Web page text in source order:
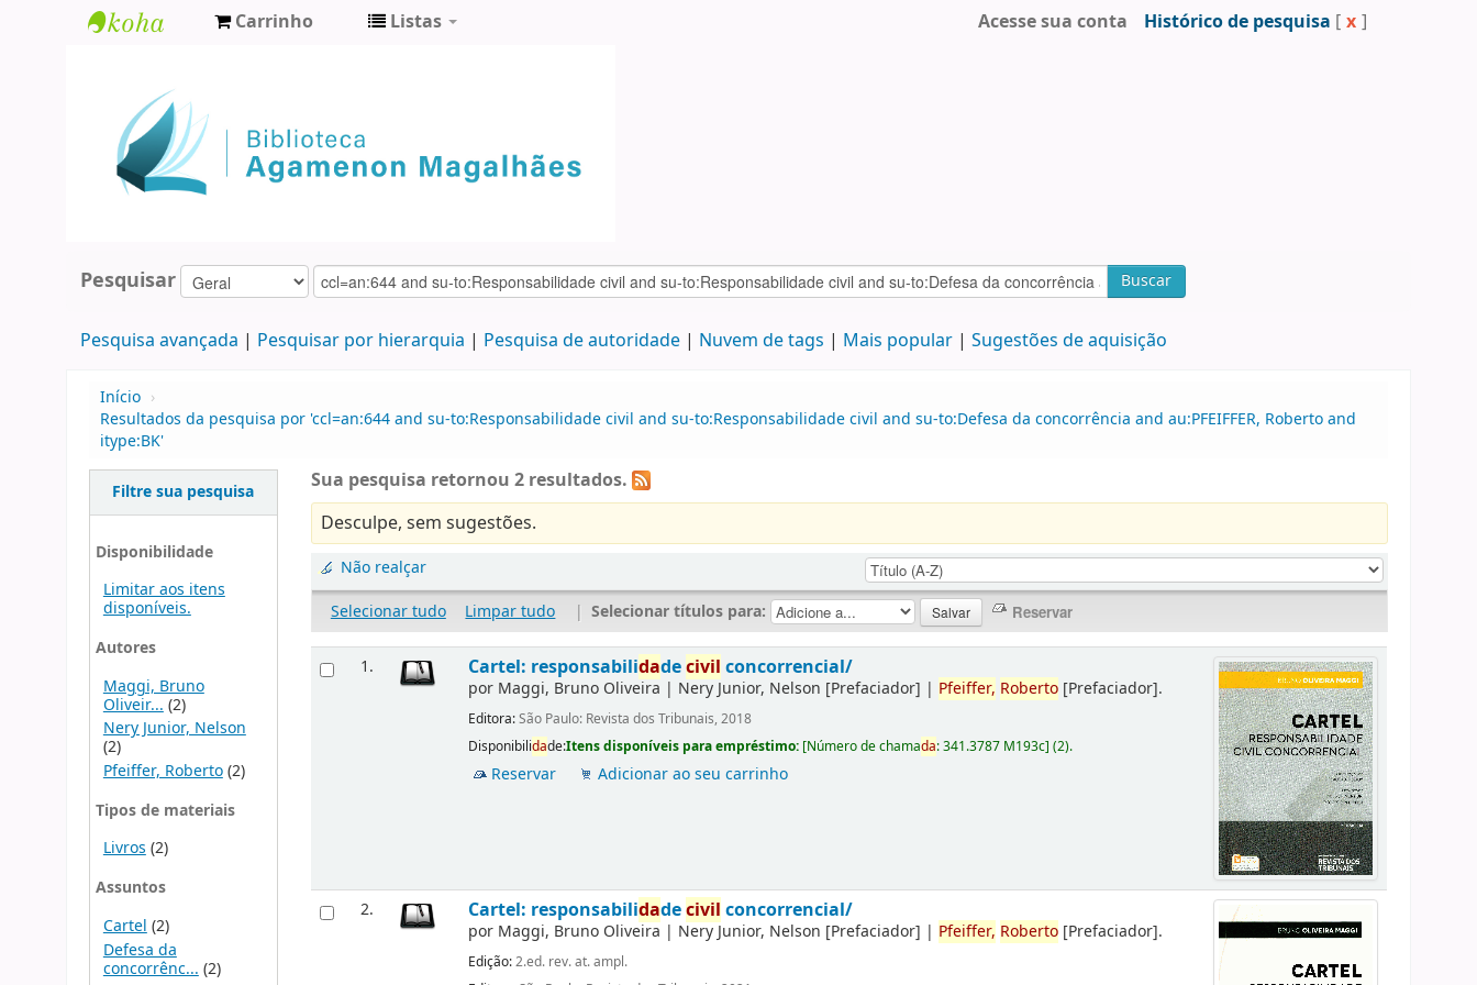
Agamenon
Magalhães
Carrinho Listas Acesse sua conta Histórico de pesquisa [ x ]
Pesquisar Buscar
Pesquisa avançada Pesquisar por hierarquia Pesquisa de autoridade Nuvem de tags Mais popular Sugestões de aquisição
Início ›
Resultados da pesquisa por 'ccl=an:644 and su-to:Responsabilidade civil and su-to:Responsabilidade civil and su-to:Defesa da concorrência and au:PFEIFFER, Roberto and
itype:BK'
Filtre sua pesquisa
Disponibilidade
Limitar aos itens
disponíveis.
Autores
Maggi, Bruno
Oliveir... (2)
Nery Junior, Nelson
(2)
Pfeiffer, Roberto(2)
Tipos de materiais
Livros(2)
Assuntos
Cartel (2)
Defesa da
concorrênc... (2)
Sua pesquisa retornou 2 resultados.
Desculpe, sem sugestões.
Não realçar
Selecionar tudo
Limpar tudo | Selecionar títulos para:
1. Cartel: responsabilidadecivil concorrencial/
por Maggi, Bruno Oliveira | Nery Junior, Nelson [Prefaciador] | Pfeiffer, Roberto [Prefaciador].
Editora:São Paulo: Revista dos Tribunais, 2018
Disponibilidade:Itens disponíveis para empréstimo: [Número de chamada:341.3787 M193c](2).
Reservar Adicionar ao seu carrinho
2. Cartel: responsabilidadecivil concorrencial/
por Maggi, Bruno Oliveira | Nery Junior, Nelson [Prefaciador] | Pfeiffer, Roberto [Prefaciador].
Edição:2.ed. rev. at. ampl.